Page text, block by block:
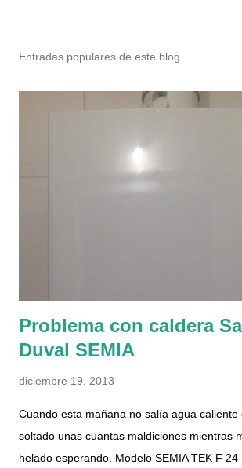
Entradas populares de este blog
Problema con caldera
Duval SEMIA
diciembre 19, 2013
Cuando esta mañana no salía agua caliente
soltado unas cuantas maldiciones mientras
helado esperando. Modelo SEMIA TEK F